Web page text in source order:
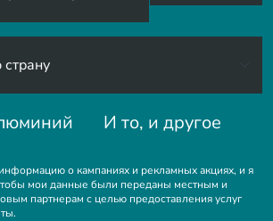
И то, и другое
о кампаниях и рекламных акциях, и я
мои данные были переданы местным и
партнерам с целью предоставления услуг